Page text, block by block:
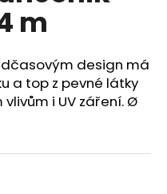
m
design má
a top z pevné látky
i UV záření. Ø